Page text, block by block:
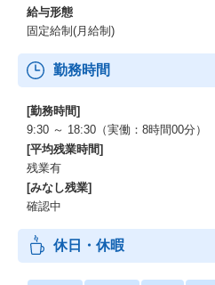
給与形態
固定給制(月給制)
勤務時間
[勤務時間]
9:30 ～ 18:30（実働：8時間00分
[平均残業時間]
残業有
[みなし残業]
確認中
休日・休暇